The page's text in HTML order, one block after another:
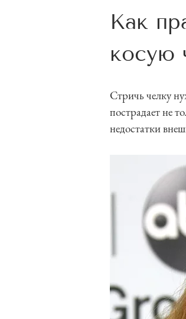
Как
косую
Стричь челку
пострадает не
недостатки